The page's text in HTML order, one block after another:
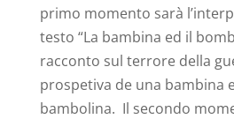
primo momento sarà
testo “La bambina ed il
racconto sul terrore della
prospetiva de una bambina
bambolina. Il secondo